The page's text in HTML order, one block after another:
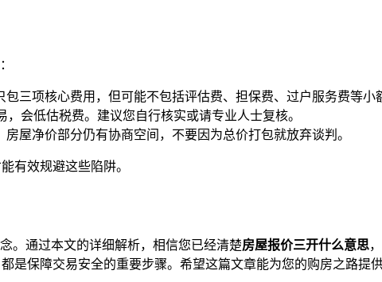
包三项核心费用，但可能不包括评估费、担保费、过户服务费等小
，会低估税费。建议您自行核实或请专业人士复核。
房屋净价部分仍有协商空间，不要因为总价打包就放弃谈判。
有效规避这些陷阱。
。通过本文的详细解析，相信您已经清楚房屋报价三开什么意思
是保障交易安全的重要步骤。希望这篇文章能为您的购房之路提